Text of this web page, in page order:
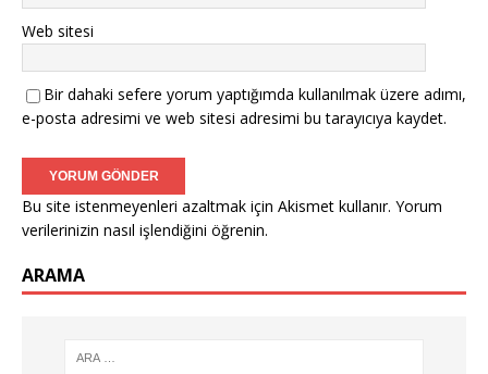
Web sitesi
Bir dahaki sefere yorum yaptığımda kullanılmak üzere adımı,
e-posta adresimi ve web sitesi adresimi bu tarayıcıya kaydet.
Bu site istenmeyenleri azaltmak için Akismet kullanır. Yorum
verilerinizin nasıl işlendiğini öğrenin.
ARAMA